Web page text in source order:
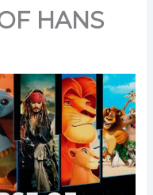
HANS